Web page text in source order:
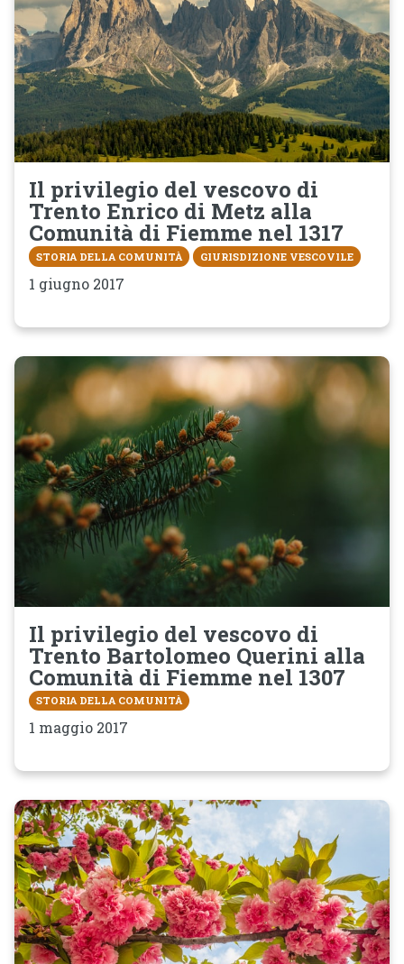
Il privilegio del vescovo di
Trento Enrico di Metz alla
Comunità di Fiemme nel 1317
STORIA DELLA COMUNITÀ GIURISDIZIONE VESCOVILE
1 giugno 2017
Il privilegio del vescovo di
Trento Bartolomeo Querini alla
Comunità di Fiemme nel 1307
STORIA DELLA COMUNITÀ
1 maggio 2017